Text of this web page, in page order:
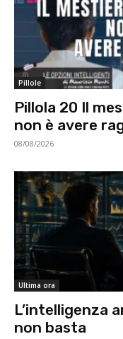
Pillole
Pillola 20 Il
non è avere
08/08/2026
Ultima ora
L’intelligenza
non basta